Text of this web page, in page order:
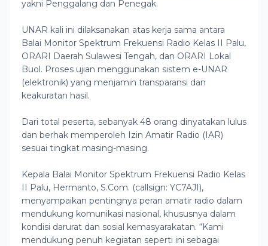
yakni Penggalang dan Penegak.
UNAR kali ini dilaksanakan atas kerja sama antara
Balai Monitor Spektrum Frekuensi Radio Kelas II Palu,
ORARI Daerah Sulawesi Tengah, dan ORARI Lokal
Buol. Proses ujian menggunakan sistem e-UNAR
(elektronik) yang menjamin transparansi dan
keakuratan hasil.
Dari total peserta, sebanyak 48 orang dinyatakan lulus
dan berhak memperoleh Izin Amatir Radio (IAR)
sesuai tingkat masing-masing.
Kepala Balai Monitor Spektrum Frekuensi Radio Kelas
II Palu, Hermanto, S.Com. (callsign: YC7AJI),
menyampaikan pentingnya peran amatir radio dalam
mendukung komunikasi nasional, khususnya dalam
kondisi darurat dan sosial kemasyarakatan. “Kami
mendukung penuh kegiatan seperti ini sebagai